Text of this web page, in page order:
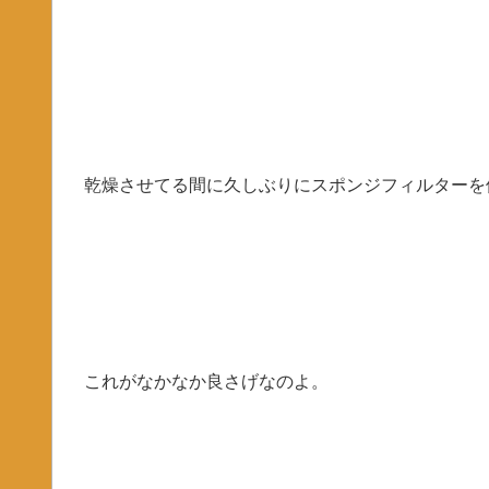
乾燥させてる間に久しぶりにスポンジフィルターを
これがなかなか良さげなのよ。